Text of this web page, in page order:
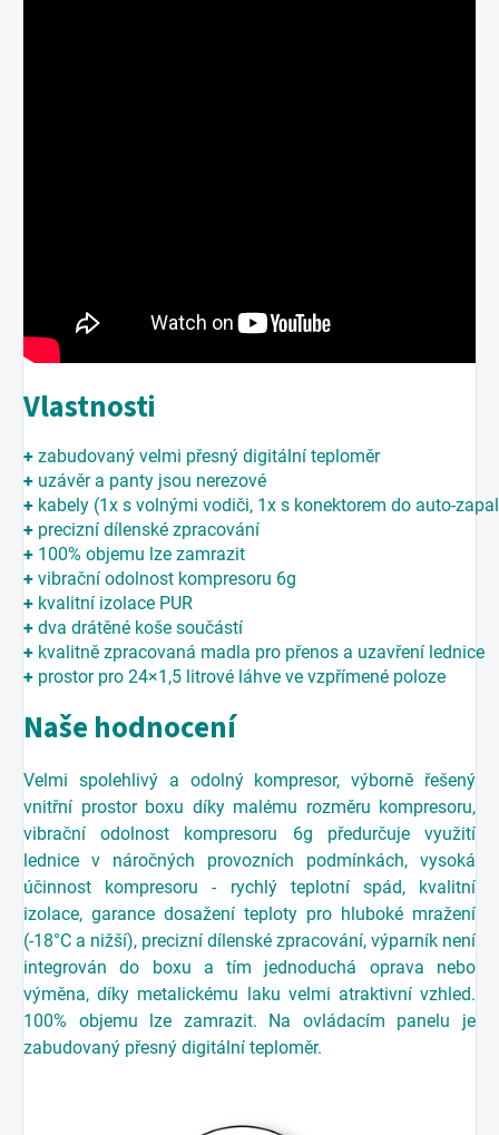
Vlastnosti
+ zabudovaný velmi přesný digitální teploměr
+ uzávěr a panty jsou nerezové
+ kabely (1x s volnými vodiči, 1x s konektorem do auto-
+ precizní dílenské zpracování
+ 100% objemu lze zamrazit
+ vibrační odolnost kompresoru 6g
+ kvalitní izolace PUR
+ dva drátěné koše součástí
+ kvalitně zpracovaná madla pro přenos a uzavření lednice
+ prostor pro 24×1,5 litrové láhve ve vzpřímené poloze
Naše hodnocení
Velmi spolehlivý a odolný kompresor, výborně řešený
vnitřní prostor boxu díky malému rozměru kompresoru,
vibrační odolnost kompresoru 6g předurčuje využití
lednice v náročných provozních podmínkách, vysoká
účinnost kompresoru - rychlý teplotní spád, kvalitní
izolace, garance dosažení teploty pro hluboké mražení
(-18°C a nižší), precizní dílenské zpracování, výparník není
integrován do boxu a tím jednoduchá oprava nebo
výměna, díky metalickému laku velmi atraktivní vzhled.
100% objemu lze zamrazit. Na ovládacím panelu je
zabudovaný přesný digitální teploměr.